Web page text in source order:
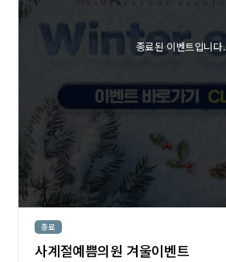
종료된 이벤트입니다.
종료
사계절예쁨의원 겨울이벤트